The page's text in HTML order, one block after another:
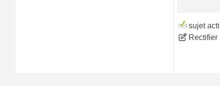
sujet
Rectifier